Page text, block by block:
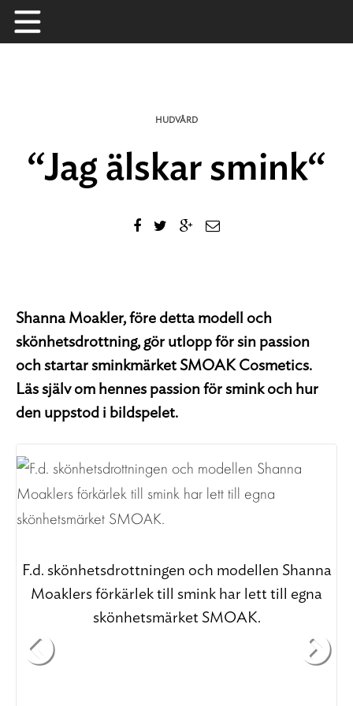
Skip
to
HUDVÅRD
“Jag älskar smink“
Shanna Moakler, före detta modell och
skönhetsdrottning, gör utlopp för sin passion
och startar sminkmärket SMOAK Cosmetics.
Läs själv om hennes passion för smink och hur
den uppstod i bildspelet.
F.d. skönhetsdrottningen och modellen Shanna
Moaklers förkärlek till smink har lett till egna
skönhetsmärket SMOAK.